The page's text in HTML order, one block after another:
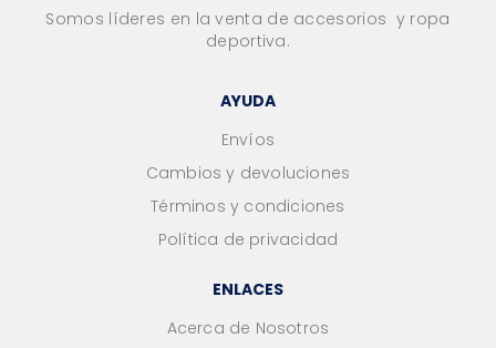
Somos líderes en la venta de accesorios y ropa
deportiva.
AYUDA
Envíos
Cambios y devoluciones
Términos y condiciones
Política de privacidad
ENLACES
Acerca de Nosotros